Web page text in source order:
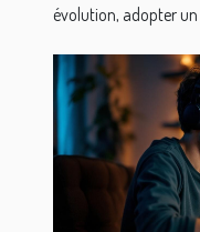
évolution, adopter un